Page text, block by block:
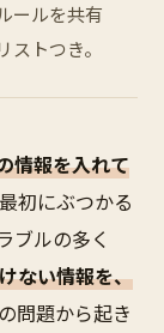
ールを共有
トつき。
情報を入れて
初にぶつかる
ブルの多く
ない情報を、
問題から起き